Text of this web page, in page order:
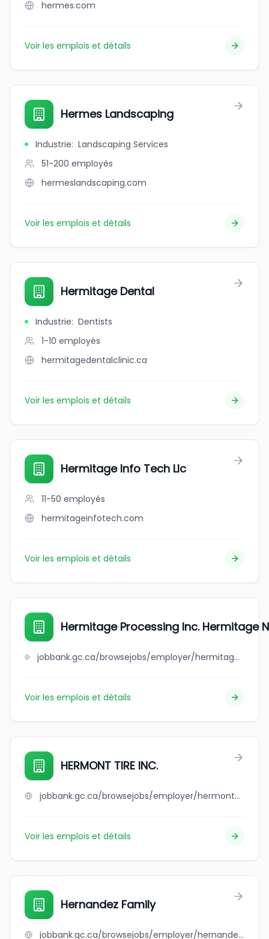
hermes.com
Voir les emplois et détails
Hermes Landscaping
Industrie: Landscaping Services
51-200 employés
hermeslandscaping.com
Voir les emplois et détails
Hermitage Dental
Industrie: Dentists
1-10 employés
hermitagedentalclinic.ca
Voir les emplois et détails
Hermitage Info Tech Llc
11-50 employés
hermitageinfotech.com
Voir les emplois et détails
Hermitage Processing Inc. Hermitage
jobbank.gc.ca/browsejobs/employer/hermitage+processing+inc.+hermitage+nl/ca
Voir les emplois et détails
HERMONT TIRE INC.
jobbank.gc.ca/browsejobs/employer/hermont+tire+inc./ca
Voir les emplois et détails
Hernandez Family
jobbank.gc.ca/browsejobs/employer/hernandez+family/ca